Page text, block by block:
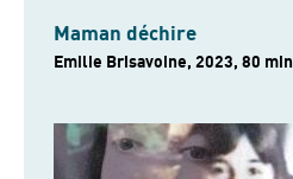
Maman déchire
Emilie Brisavoine, 2023, 80 min